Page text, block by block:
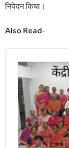
निवेदन किया।
Also Read-